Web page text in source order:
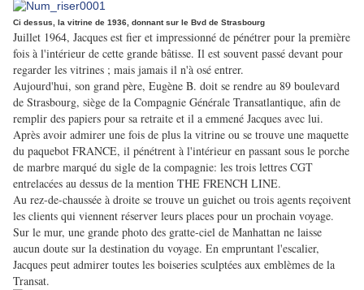
Ci dessus, la vitrine de 1936, donnant sur le Bvd de Strasbourg
Juillet 1964, Jacques est fier et impressionné de pénétrer pour la première
fois à l'intérieur de cette grande bâtisse. Il est souvent passé devant pour
regarder les vitrines ; mais jamais il n'à osé entrer.
Aujourd'hui, son grand père, Eugène B. doit se rendre au 89 boulevard
de Strasbourg, siège de la Compagnie Générale Transatlantique, afin de
remplir des papiers pour sa retraite et il a emmené Jacques avec lui.
Après avoir admirer une fois de plus la vitrine ou se trouve une maquette
du paquebot FRANCE, il pénétrent à l'intérieur en passant sous le porche
de marbre marqué du sigle de la compagnie: les trois lettres CGT
entrelacées au dessus de la mention THE FRENCH LINE.
Au rez-de-chaussée à droite se trouve un guichet ou trois agents reçoivent
les clients qui viennent réserver leurs places pour un prochain voyage.
Sur le mur, une grande photo des gratte-ciel de Manhattan ne laisse
aucun doute sur la destination du voyage. En empruntant l'escalier,
Jacques peut admirer toutes les boiseries sculptées aux emblèmes de la
Transat.